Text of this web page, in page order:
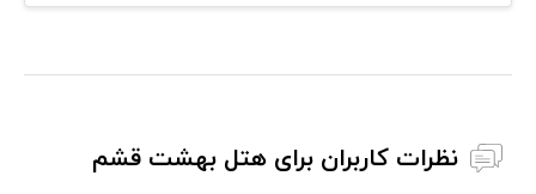
نظرات کاربران برای هتل بهشت قشم